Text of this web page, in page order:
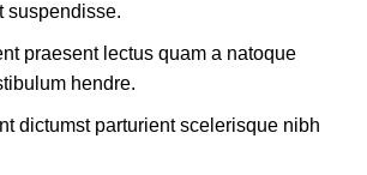
suspendisse.
praesent lectus quam a natoque
hendre.
dictumst parturient scelerisque nibh